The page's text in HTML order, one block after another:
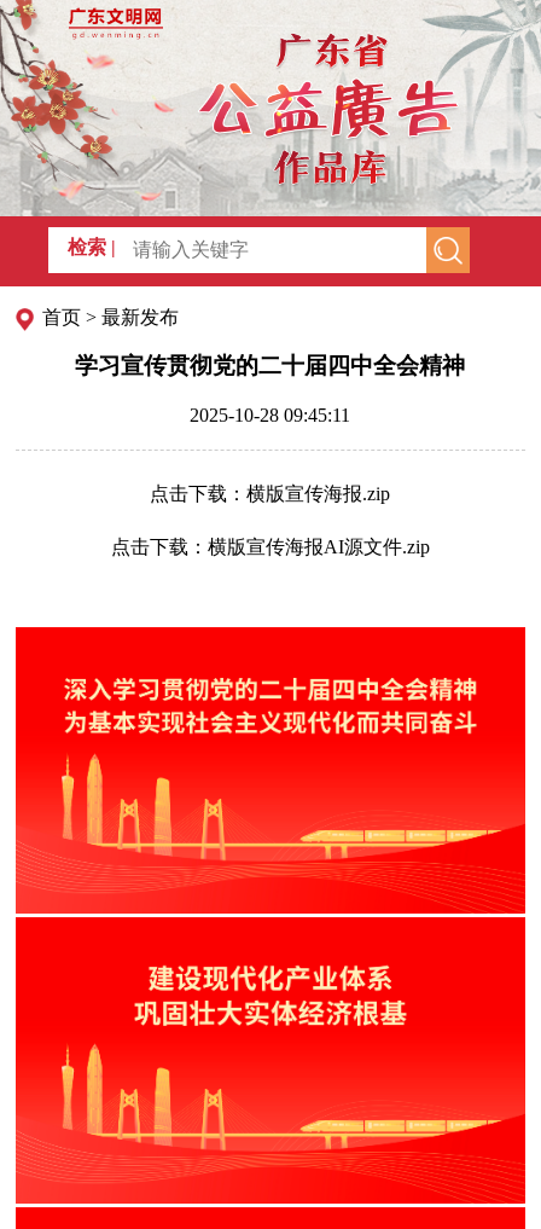
检索 |
首页 >最新发布
学习宣传贯彻党的二十届四中全会精神
2025-10-28 09:45:11
点击下载：横版宣传海报.zip
点击下载：横版宣传海报AI源文件.zip